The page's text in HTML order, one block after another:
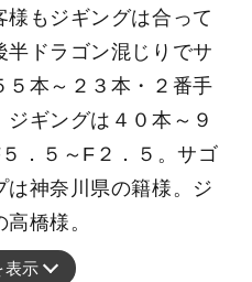
もジギングは合って
半ドラゴン混じりでサ
５本～２３本・２番手
ジギングは４０本～９
．５～F２．５。サゴ
は神奈川県の籍様。ジ
橋様。
表示